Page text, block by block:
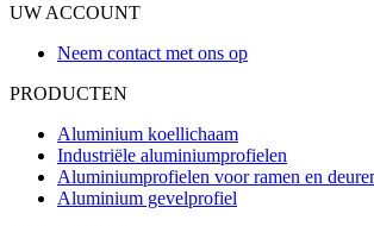
UW ACCOUNT
Neem contact met ons op
PRODUCTEN
Aluminium koellichaam
Industriële aluminiumprofielen
Aluminiumprofielen voor ramen en
Aluminium gevelprofiel